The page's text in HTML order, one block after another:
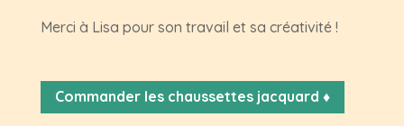
Merci à Lisa pour son travail et sa créativité !
Commander les chaussettes jacquard ♦️